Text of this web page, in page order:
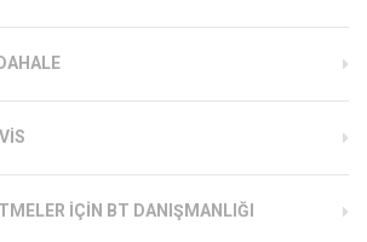
İÇIN BT DANIŞMANLIĞI